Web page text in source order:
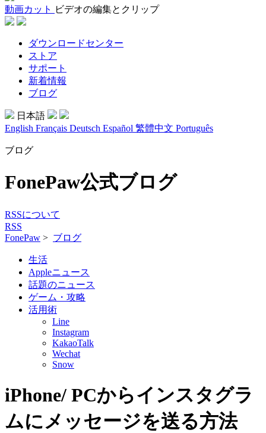
動画カット ビデオの編集とクリップ
ダウンロードセンター
ストア
サポート
新着情報
ブログ
日本語
English Français Deutsch Español 繁體中文 Português
ブログ
FonePaw公式ブログ
RSSについて
RSS
FonePaw > ブログ
生活
Appleニュース
話題のニュース
ゲーム・攻略
活用術
Line
Instagram
KakaoTalk
Wechat
Snow
iPhone/ PCからインスタグラ
ムにメッセージを送る方法